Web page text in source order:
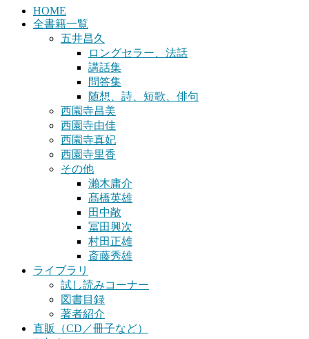
HOME
全書籍一覧
五井昌久
ロングセラー、法話
講話集
問答集
随想、詩、短歌、俳句
西園寺昌美
西園寺由佳
西園寺真妃
西園寺里香
その他
瀨木庸介
髙橋英雄
田中敞
冨田興次
村田正雄
斎藤秀雄
ライブラリ
試し読みコーナー
図書目録
著者紹介
直販（CD／冊子など）